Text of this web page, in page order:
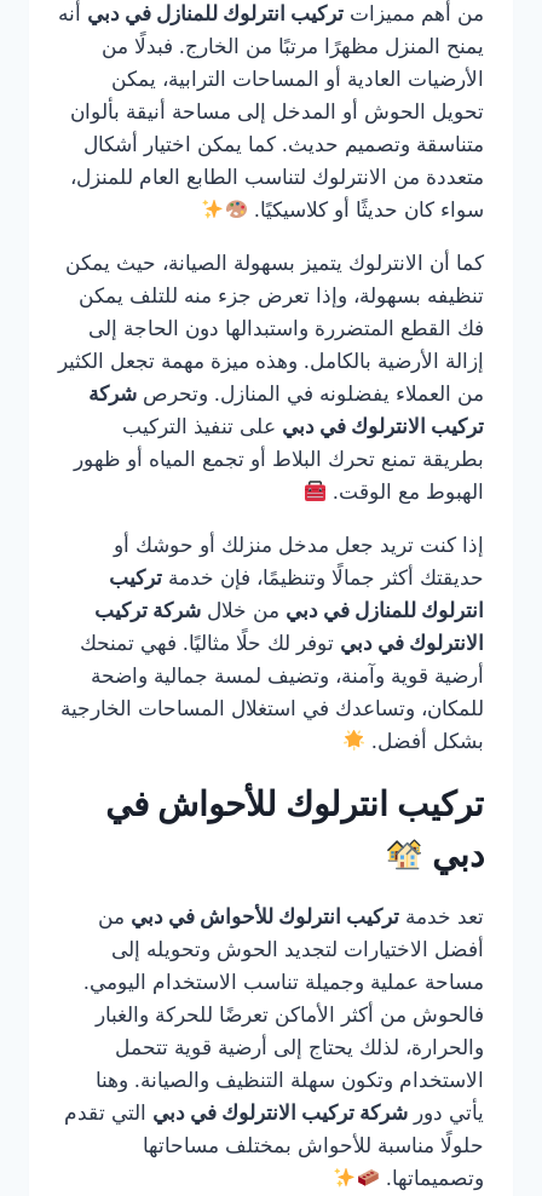
من أهم مميزات تركيب انترلوك للمنازل في دبي أنه
يمنح المنزل مظهرًا مرتبًا من الخارج. فبدلًا من
الأرضيات العادية أو المساحات الترابية، يمكن
تحويل الحوش أو المدخل إلى مساحة أنيقة بألوان
متناسقة وتصميم حديث. كما يمكن اختيار أشكال
متعددة من الانترلوك لتناسب الطابع العام للمنزل،
سواء كان حديثًا أو كلاسيكيًا.
كما أن الانترلوك يتميز بسهولة الصيانة، حيث يمكن
تنظيفه بسهولة، وإذا تعرض جزء منه للتلف يمكن
فك القطع المتضررة واستبدالها دون الحاجة إلى
إزالة الأرضية بالكامل. وهذه ميزة مهمة تجعل الكثير
من العملاء يفضلونه في المنازل. وتحرص شركة
تركيب الانترلوك في دبي على تنفيذ التركيب
بطريقة تمنع تحرك البلاط أو تجمع المياه أو ظهور
الهبوط مع الوقت.
إذا كنت تريد جعل مدخل منزلك أو حوشك أو
حديقتك أكثر جمالًا وتنظيمًا، فإن خدمة تركيب
انترلوك للمنازل في دبي من خلال شركة تركيب
الانترلوك في دبي توفر لك حلًا مثاليًا. فهي تمنحك
أرضية قوية وآمنة، وتضيف لمسة جمالية واضحة
للمكان، وتساعدك في استغلال المساحات الخارجية
بشكل أفضل.
تركيب انترلوك للأحواش في
دبي
تعد خدمة تركيب انترلوك للأحواش في دبي من
أفضل الاختيارات لتجديد الحوش وتحويله إلى
مساحة عملية وجميلة تناسب الاستخدام اليومي.
فالحوش من أكثر الأماكن تعرضًا للحركة والغبار
والحرارة، لذلك يحتاج إلى أرضية قوية تتحمل
الاستخدام وتكون سهلة التنظيف والصيانة. وهنا
يأتي دور شركة تركيب الانترلوك في دبي التي تقدم
حلولًا مناسبة للأحواش بمختلف مساحاتها
وتصميماتها.